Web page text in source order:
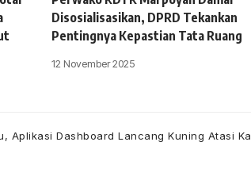
Disosialisasikan, DPRD Tekankan
Pentingnya Kepastian Tata Ruang
12 November 2025
Aplikasi Dashboard Lancang Kuning Atasi